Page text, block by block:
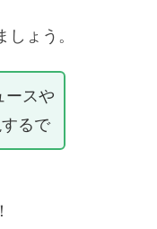
ょう。
ースや
るで